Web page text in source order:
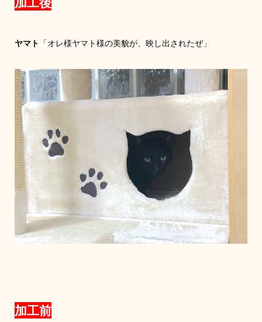
ヤマト 「オレ様ヤマト様の美貌が、映し出されたぜ」
加工前